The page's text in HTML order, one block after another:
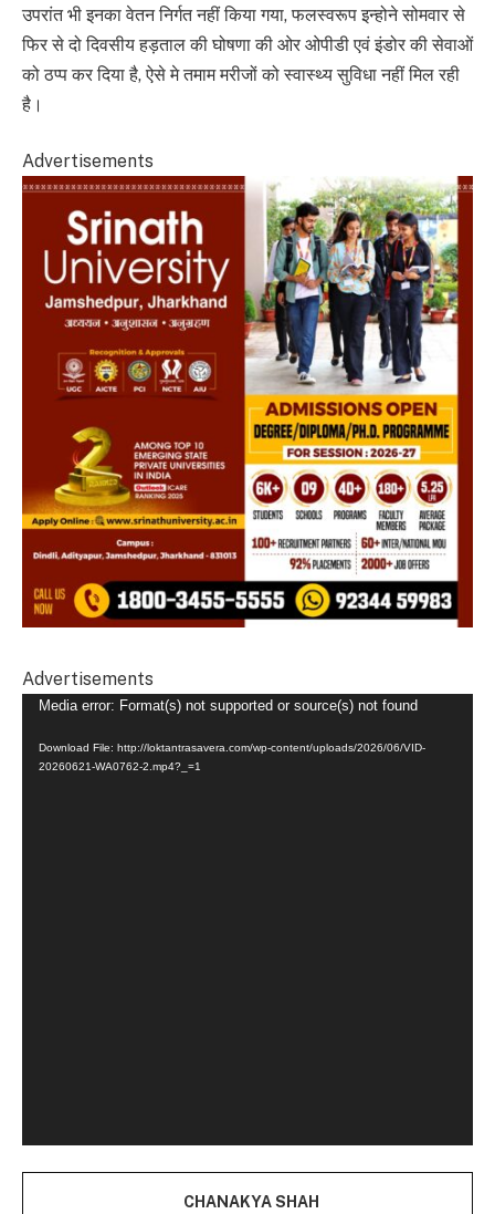
उपरांत भी इनका वेतन निर्गत नहीं किया गया, फलस्वरूप इन्होने सोमवार से
फिर से दो दिवसीय हड़ताल की घोषणा की ओर ओपीडी एवं इंडोर की सेवाओं
को ठप्प कर दिया है, ऐसे मे तमाम मरीजों को स्वास्थ्य सुविधा नहीं मिल रही
है।
Advertisements
Advertisements
Video
Media error: Format(s) not supported or source(s) not found
Download File: http://loktantrasavera.com/wp-content/uploads/2026/06/VID-
20260621-WA0762-2.mp4?_=1
CHANAKYA SHAH